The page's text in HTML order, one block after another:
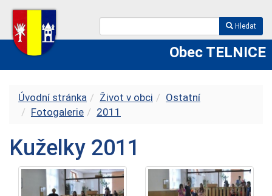
Hledat
Obec TELNICE
Úvodní stránka Život v obci
Ostatní
Fotogalerie
2011
Kuželky 2011